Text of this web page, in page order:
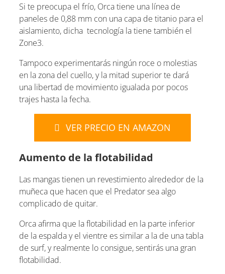
Si te preocupa el frío, Orca tiene una línea de
paneles de 0,88 mm con una capa de titanio para el
aislamiento, dicha tecnología la tiene también el
Zone3.
Tampoco experimentarás ningún roce o molestias
en la zona del cuello, y la mitad superior te dará
una libertad de movimiento igualada por pocos
trajes hasta la fecha.
VER PRECIO EN AMAZON
Aumento de la flotabilidad
Las mangas tienen un revestimiento alrededor de la
muñeca que hacen que el Predator sea algo
complicado de quitar.
Orca afirma que la flotabilidad en la parte inferior
de la espalda y el vientre es similar a la de una tabla
de surf, y realmente lo consigue, sentirás una gran
flotabilidad.